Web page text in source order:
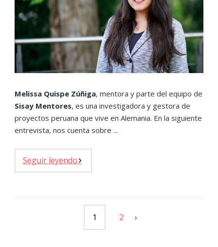
Melissa Quispe Zúñiga, mentora y parte del equipo de
Sisay Mentores, es una investigadora y gestora de
proyectos peruana que vive en Alemania. En la siguiente
entrevista, nos cuenta sobre ...
Seguir leyendo
1 2 ›